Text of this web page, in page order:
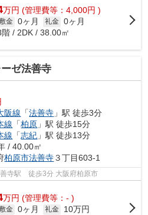
万円 (管理費等：4,000円 )
金 0ヶ月 礼金 0ヶ月
階 / 2DK / 38.00㎡
ゼ法善寺
阪線 「法善寺 」駅 徒歩3分
線 「柏原 」駅 徒歩15分
線 「志紀 」駅 徒歩13分
/ 40.00㎡
柏原市法善寺３丁目603-1
寺駅 徒歩3分 大阪府柏原市
万円 (管理費等：- )
金 0ヶ月 礼金
10万円